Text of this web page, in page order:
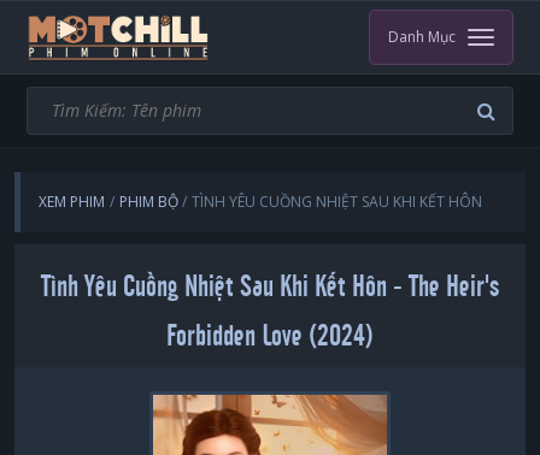
Danh Mục
XEM PHIM PHIM BỘ TÌNH YÊU CUỒNG NHIỆT SAU KHI KẾT HÔN
Tình Yêu Cuồng Nhiệt Sau Khi Kết Hôn - The Heir's
Forbidden Love (2024)